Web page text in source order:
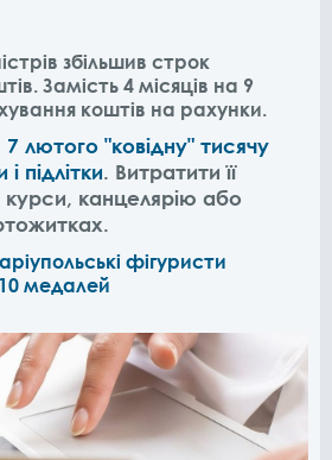
збільшив строк
Замість 4 місяців на 9
коштів на рахунки.
7 лютого "ковідну" тисячу
підлітки. Витратити її
курси, канцелярію або
фігуристи
медалей